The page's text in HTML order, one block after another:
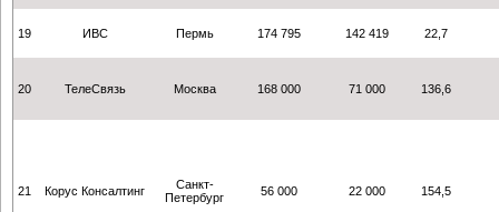
19 ИВС Пермь 174 795 142 419 22,7
20 ТелеСвязь Москва 168 000 71 000 136,6
21 Корус Консалтинг
Санкт-
Петербург
56 000 22 000 154,5